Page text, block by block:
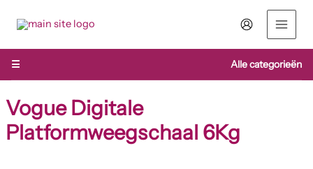
naar
inhoud
☰
Alle categorieën
Vogue Digitale
Platformweegschaal 6Kg